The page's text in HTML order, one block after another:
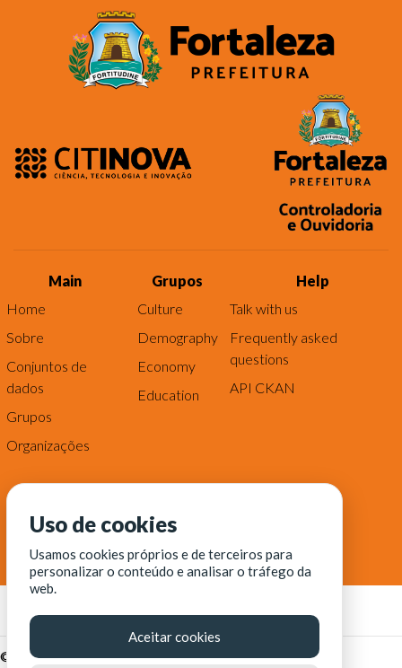
Main
Home
Sobre
Conjuntos de
dados
Grupos
Organizações
Grupos
Culture
Demography
Economy
Education
Help
Talk with us
Frequently asked
questions
API CKAN
© Fortaleza Digital || CITINOVA - Fundação de Ciência,
Uso de cookies
Usamos cookies próprios e de terceiros para
personalizar o conteúdo e analisar o tráfego da
web.
Aceitar cookies